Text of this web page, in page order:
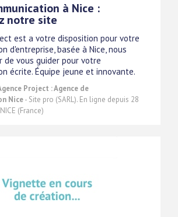
à Nice :
notre site
est a votre disposition pour votre
d'entreprise, basée à Nice, nous
de vous guider pour votre
écrite. Équipe jeune et innovante.
Project : Agence de
Nice- Site pro (SARL). En ligne depuis 28
NICE (France)